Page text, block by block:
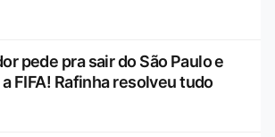
pede pra sair do São Paulo e
FIFA! Rafinha resolveu tudo